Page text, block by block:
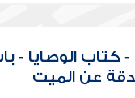
كتاب الوصايا -
عن الميت